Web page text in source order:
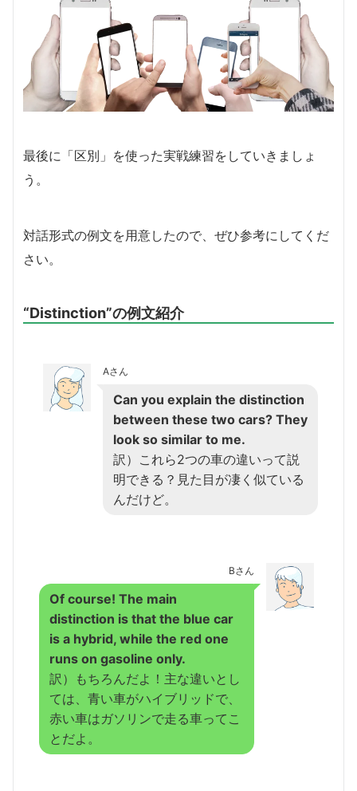
最後に「区別」を使った実戦練習をしていきましょ
う。
対話形式の例文を用意したので、ぜひ参考にしてくだ
さい。
“Distinction”の例文紹介
Aさん
Can you explain the distinction
between these two cars? They
look so similar to me.
訳）これら2つの車の違いって説
明できる？見た目が凄く似ている
んだけど。
Bさん
Of course! The main
distinction is that the blue car
is a hybrid, while the red one
runs on gasoline only.
訳）もちろんだよ！主な違いとし
ては、青い車がハイブリッドで、
赤い車はガソリンで走る車ってこ
とだよ。